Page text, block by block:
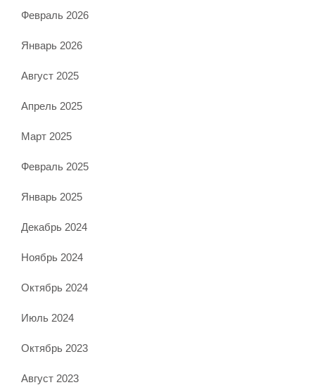
Февраль 2026
Январь 2026
Август 2025
Апрель 2025
Март 2025
Февраль 2025
Январь 2025
Декабрь 2024
Ноябрь 2024
Октябрь 2024
Июль 2024
Октябрь 2023
Август 2023